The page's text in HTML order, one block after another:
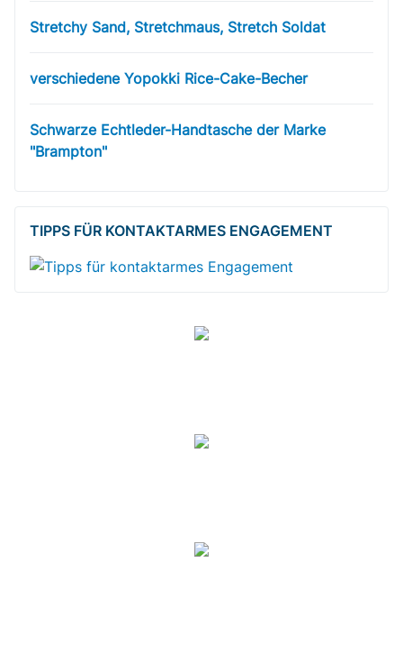
Stretchy Sand, Stretchmaus, Stretch Soldat
verschiedene Yopokki Rice-Cake-Becher
Schwarze Echtleder-Handtasche der Marke
"Brampton"
TIPPS FÜR KONTAKTARMES ENGAGEMENT